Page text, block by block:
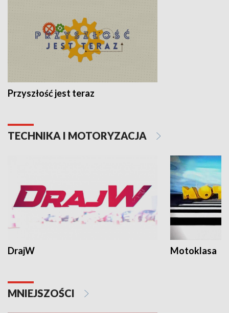
Przyszłość jest teraz
TECHNIKA I MOTORYZACJA
DrajW Motoklasa
MNIEJSZOŚCI